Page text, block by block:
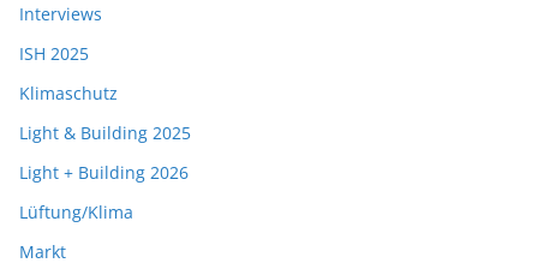
Interviews
ISH 2025
Klimaschutz
Light & Building 2025
Light + Building 2026
Lüftung/Klima
Markt